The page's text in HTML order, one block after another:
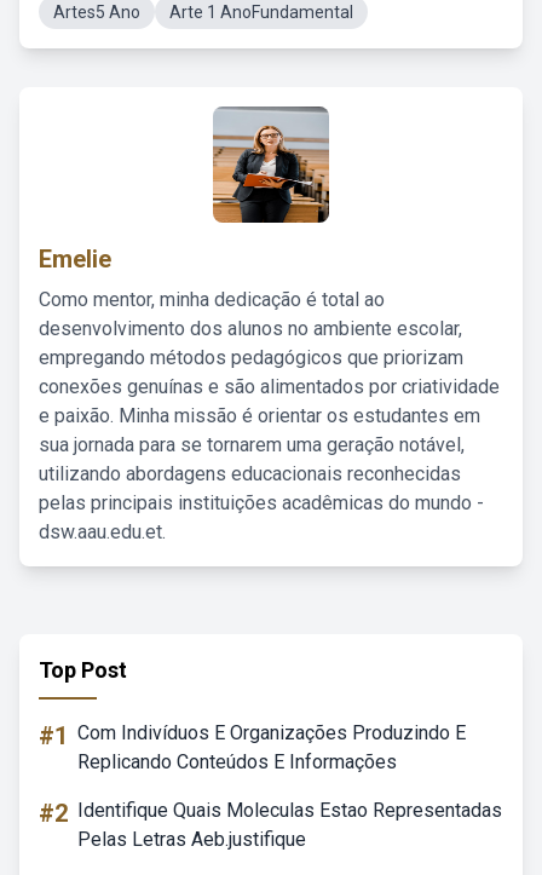
Artes5 Ano
Arte 1 AnoFundamental
Emelie
Como mentor, minha dedicação é total ao
desenvolvimento dos alunos no ambiente escolar,
empregando métodos pedagógicos que priorizam
conexões genuínas e são alimentados por criatividade
e paixão. Minha missão é orientar os estudantes em
sua jornada para se tornarem uma geração notável,
utilizando abordagens educacionais reconhecidas
pelas principais instituições acadêmicas do mundo -
dsw.aau.edu.et.
Top Post
#1 Com Indivíduos E Organizações Produzindo E
Replicando Conteúdos E Informações
#2 Identifique Quais Moleculas Estao Representadas
Pelas Letras Aeb.justifique